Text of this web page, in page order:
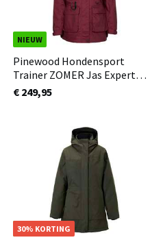
NIEUW
Pinewood Hondensport
Trainer ZOMER Jas Expert
Dames Donkerrood (816)
€ 249,95
NIEUW
30% KORTING